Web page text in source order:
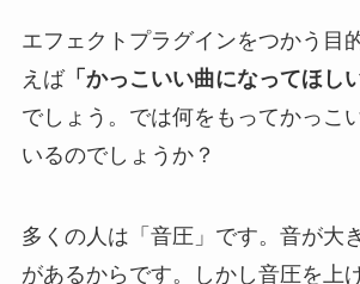
エフェクトプラグインをつかう目
えば「かっこいい曲になってほしい
でしょう。では何をもってかっこ
いるのでしょうか？
多くの人は「音圧」です。音が大
があるからです。しかし音圧を上